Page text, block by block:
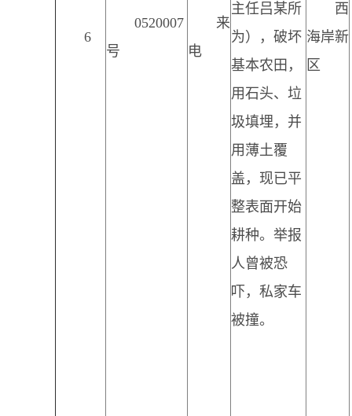
6
0520007
号
来
电
主任吕某所
为），破坏
基本农田，
用石头、垃
圾填埋，并
用薄土覆
盖，现已平
整表面开始
耕种。举报
人曾被恐
吓，私家车
被撞。
西
海岸新
区